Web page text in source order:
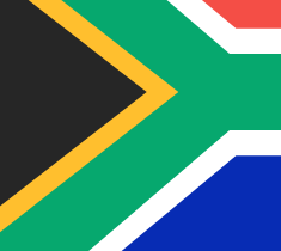
どれくらい速いで
ユーロ加盟国年から南アフリ
際送金の配達時間は、支払い
ます。通常、国際銀行振込は
す。銀行の祝日やセキュリテ
影響を与えることがあります
Swedbank ASの締め切り時間